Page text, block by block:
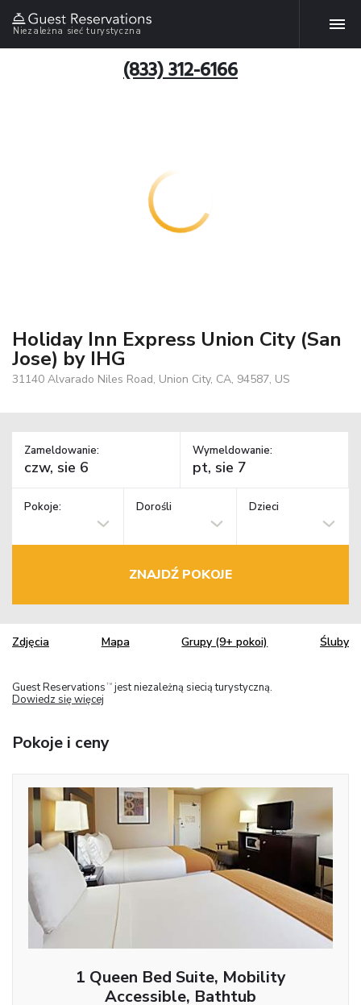
Niezależna sieć turystyczna
(833) 312-6166
Holiday Inn Express Union City (San
Jose) by IHG
31140 Alvarado Niles Road, Union City, CA, 94587, US
Zameldowanie: Wymeldowanie:
Pokoje: Dorośli Dzieci
ZNAJDŹ POKOJE
Zdjęcia Mapa Grupy (9+ pokoi) Śluby
Guest Reservations TM jest niezależną siecią turystyczną.
Dowiedz się więcej
Pokoje i ceny
1 Queen Bed Suite, Mobility
Accessible, Bathtub